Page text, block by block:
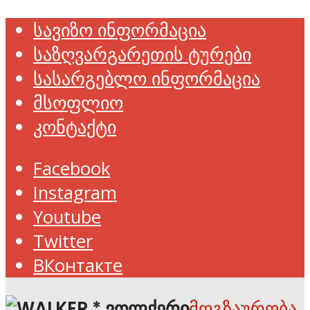
სავიზო ინფორმაცია
საზღვარგარეთის ტურები
სასარგებლო ინფორმაცია
მსოფლიო
კონტაქტი
Facebook
Instagram
Youtube
Twitter
ВКонтакте